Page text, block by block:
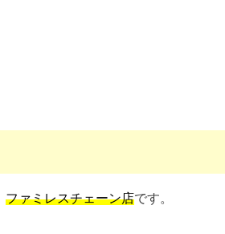
ファミレスチェーン店です。